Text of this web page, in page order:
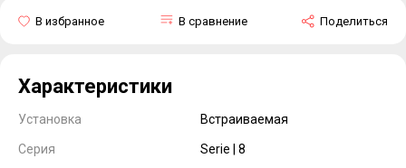
Поделиться
В сравнение
В избранное
Характеристики
Установка Встраиваемая
Серия Serie | 8